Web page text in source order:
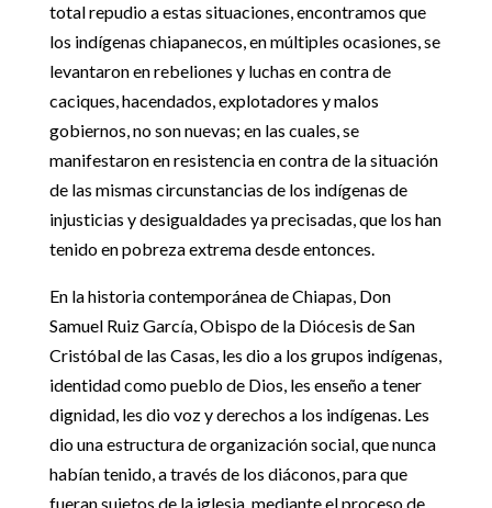
total repudio a estas situaciones, encontramos que
los indígenas chiapanecos, en múltiples ocasiones, se
levantaron en rebeliones y luchas en contra de
caciques, hacendados, explotadores y malos
gobiernos, no son nuevas; en las cuales, se
manifestaron en resistencia en contra de la situación
de las mismas circunstancias de los indígenas de
injusticias y desigualdades ya precisadas, que los han
tenido en pobreza extrema desde entonces.
En la historia contemporánea de Chiapas, Don
Samuel Ruiz García, Obispo de la Diócesis de San
Cristóbal de las Casas, les dio a los grupos indígenas,
identidad como pueblo de Dios, les enseño a tener
dignidad, les dio voz y derechos a los indígenas. Les
dio una estructura de organización social, que nunca
habían tenido, a través de los diáconos, para que
fueran sujetos de la iglesia, mediante el proceso de